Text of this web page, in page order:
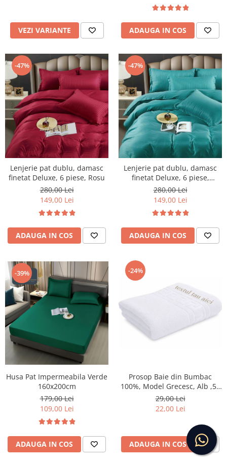
VEZI VARIANTE ADAUGA IN COS
-47%
Lenjerie pat dublu, damasc
finetat Deluxe, 6 piese, Rosu
280,00 Lei
149,00 Lei
ADAUGA IN COS
-47%
Lenjerie pat dublu, damasc
finetat Deluxe, 6 piese,
Turcoaz
280,00 Lei
149,00 Lei
ADAUGA IN COS
-39%
Husa Pat Impermeabila Verde
160x200cm
179,00 Lei
109,00 Lei
ADAUGA IN COS
-24%
Prosop Baie din Bumbac
100%, Model Grecesc, Alb ,50
x 90 cm, Broderie
Personalizata
29,00 Lei
22,00 Lei
ADAUGA IN COS